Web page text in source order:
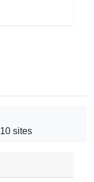
10 sites